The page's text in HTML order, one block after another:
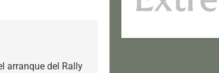
arranque del Rally